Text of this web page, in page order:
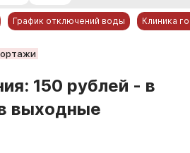
График отключений воды Клиника
150 рублей - в
выходные